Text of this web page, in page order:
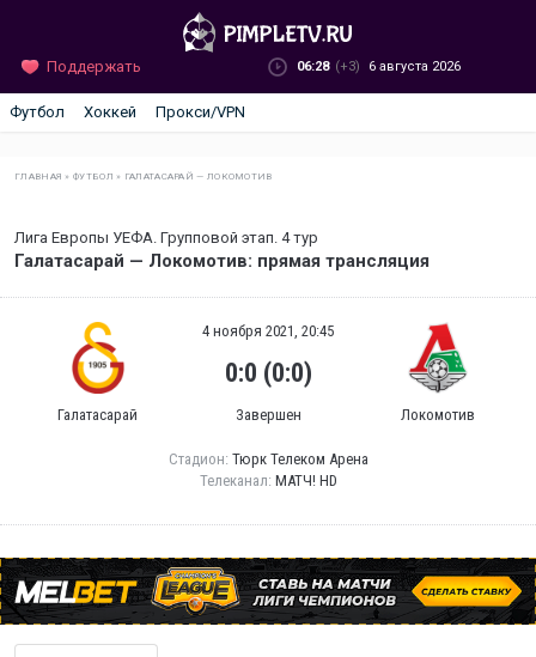
Поддержать 06:28 (+3) 6 августа 2026
Футбол Хоккей Прокси/VPN
ГЛАВНАЯ »ФУТБОЛ » ГАЛАТАСАРАЙ — ЛОКОМОТИВ
Лига Европы УЕФА. Групповой этап. 4 тур
Галатасарай — Локомотив: прямая трансляция
Галатасарай
4 ноября 2021, 20:45
0:0 (0:0)
Завершен Локомотив
Стадион: Тюрк Телеком Арена
Телеканал: МАТЧ! HD